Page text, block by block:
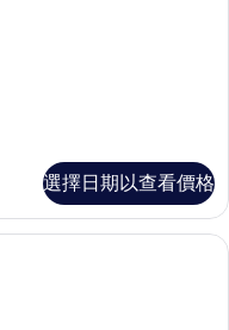
選擇日期以查看價格